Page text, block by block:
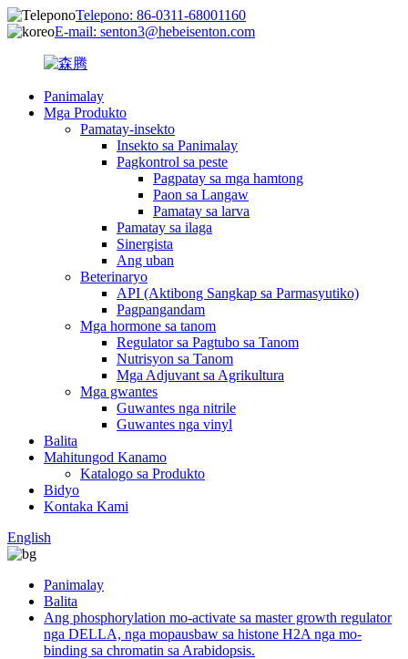
Telepono: 86-0311-68001160
E-mail: senton3@hebeisenton.com
Panimalay
Mga Produkto
Pamatay-insekto
Insekto sa Panimalay
Pagkontrol sa peste
Pagpatay sa mga hamtong
Paon sa Langaw
Pamatay sa larva
Pamatay sa ilaga
Sinergista
Ang uban
Beterinaryo
API (Aktibong Sangkap sa Parmasyutiko)
Pagpangandam
Mga hormone sa tanom
Regulator sa Pagtubo sa Tanom
Nutrisyon sa Tanom
Mga Adjuvant sa Agrikultura
Mga gwantes
Guwantes nga nitrile
Guwantes nga vinyl
Balita
Mahitungod Kanamo
Katalogo sa Produkto
Bidyo
Kontaka Kami
English
Panimalay
Balita
Ang phosphorylation mo-activate sa master growth regulator
nga DELLA, nga mopausbaw sa histone H2A nga mo-
binding sa chromatin sa Arabidopsis.